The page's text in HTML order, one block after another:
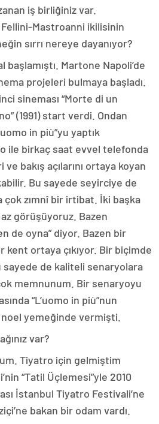
iş birliğiniz var.
Mastroanni ikilisinin
sırrı nereye dayanıyor?
başlamıştı. Martone Napoli’de
projeleri bulmaya başladı.
sineması “Morte di un
(1991) start verdi. Ondan
in più”yu yaptık
ile birkaç saat evvel telefonda
bakış açılarını ortaya koyan
Bu sayede seyirciye de
çok zımnî bir irtibat. İki başka
görüşüyoruz. Bazen
de oyna” diyor. Bazen bir
ortaya çıkıyor. Bir biçimde
de kaliteli senaryolara
memnunum. Bir senaryoyu
“L’uomo in più”nun
yemeğinde vermişti.
var?
Tiyatro için gelmiştim
“Tatil Üçlemesi”yle 2010
İstanbul Tiyatro Festivali’ne
bakan bir odam vardı.